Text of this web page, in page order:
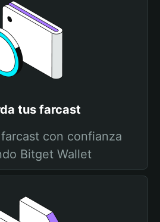
tus farcast
con confianza
Bitget Wallet